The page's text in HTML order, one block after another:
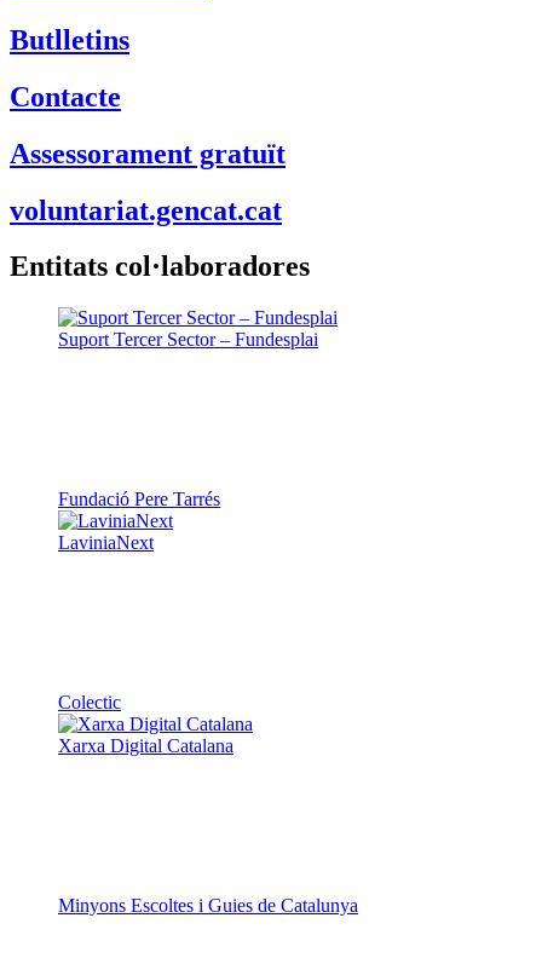
Butlletins
Contacte
Assessorament gratuït
voluntariat.gencat.cat
Entitats col·laboradores
Suport Tercer Sector – Fundesplai
Fundació Pere Tarrés
LaviniaNext
Colectic
Xarxa Digital Catalana
Minyons Escoltes i Guies de Catalunya